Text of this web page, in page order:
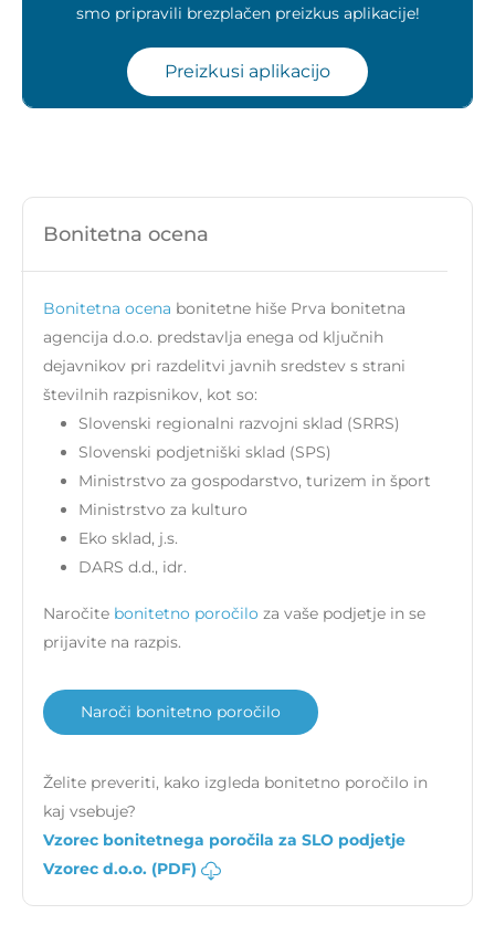
smo pripravili brezplačen preizkus aplikacije!
Preizkusi aplikacijo
Bonitetna ocena
Bonitetna ocena bonitetne hiše Prva bonitetna
agencija d.o.o. predstavlja enega od ključnih
dejavnikov pri razdelitvi javnih sredstev s strani
številnih razpisnikov, kot so:
Slovenski regionalni razvojni sklad (SRRS)
Slovenski podjetniški sklad (SPS)
Ministrstvo za gospodarstvo, turizem in šport
Ministrstvo za kulturo
Eko sklad, j.s.
DARS d.d., idr.
Naročite bonitetno poročilo za vaše podjetje in se
prijavite na razpis.
Naroči bonitetno poročilo
Želite preveriti, kako izgleda bonitetno poročilo in
kaj vsebuje?
Vzorec bonitetnega poročila za SLO podjetje
Vzorec d.o.o. (PDF)